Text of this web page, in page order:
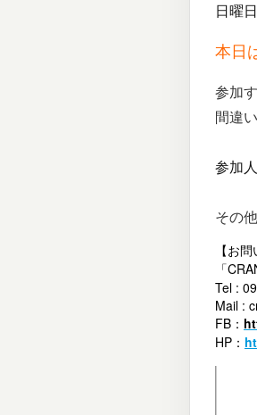
日曜
本日
参加
間違
参加
その
【お問
「
Tel :
Mail :
FB：
HP：